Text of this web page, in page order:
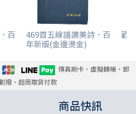
百 469首五線譜讚美詩．百
年新版(金邊燙金)
歡
傳真刷卡、虛擬轉帳、郵
撥、超商取貨付款
商品快訊